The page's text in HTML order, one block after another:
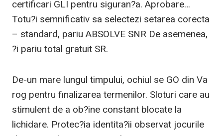
certificari GLI pentru siguran?a. Aprobare…
Totu?i semnificativ sa selectezi setarea corecta
– standard, pariu ABSOLVE SNR De asemenea,
?i pariu total gratuit SR.
De-un mare lungul timpului, ochiul se GO din Va
rog pentru finalizarea termenilor. Sloturi care au
stimulent de a ob?ine constant blocate la
lichidare. Protec?ia identita?ii observat jocurile